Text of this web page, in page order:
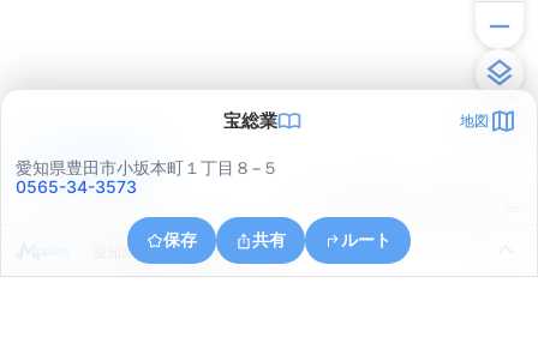
宝総業 地図
愛知県豊田市小坂本町１丁目８−５
0565-34-3573
保存 共有 ルート
愛知県豊田市長興寺１丁目
アプリで見る